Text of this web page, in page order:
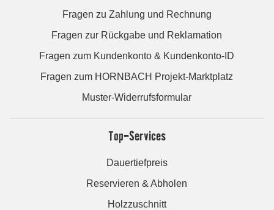
Fragen zu Zahlung und Rechnung
Fragen zur Rückgabe und Reklamation
Fragen zum Kundenkonto & Kundenkonto-ID
Fragen zum HORNBACH Projekt-Marktplatz
Muster-Widerrufsformular
Top-Services
Dauertiefpreis
Reservieren & Abholen
Holzzuschnitt